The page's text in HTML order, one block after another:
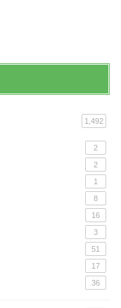
1,492
2
2
1
8
16
3
51
17
36